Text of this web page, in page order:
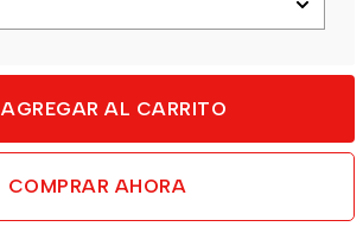
AGREGAR AL CARRITO
COMPRAR AHORA